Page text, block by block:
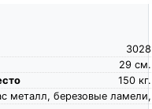
3028
см.
29
кг.
150
металл, березовые ламели,